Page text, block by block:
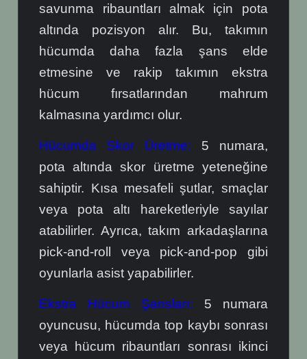
savunma ribauntları almak için pota
altında pozisyon alır. Bu, takımın
hücumda daha fazla şans elde
etmesine ve rakip takımın ekstra
hücum fırsatlarından mahrum
kalmasına yardımcı olur.
Hücumda Skor Üretme: 5 numara,
pota altında skor üretme yeteneğine
sahiptir. Kısa mesafeli şutlar, smaçlar
veya pota altı hareketleriyle sayılar
atabilirler. Ayrıca, takım arkadaşlarına
pick-and-roll veya pick-and-pop gibi
oyunlarla asist yapabilirler.
Ekstra Hücum Şansları: 5 numara
oyuncusu, hücumda top kaybı sonrası
veya hücum ribauntları sonrası ikinci